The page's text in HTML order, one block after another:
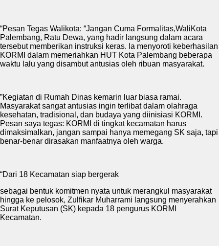
“Pesan Tegas Walikota: “Jangan Cuma Formalitas,WaliKota
Palembang, Ratu Dewa, yang hadir langsung dalam acara
tersebut memberikan instruksi keras. Ia menyoroti keberhasilan
KORMI dalam memeriahkan HUT Kota Palembang beberapa
waktu lalu yang disambut antusias oleh ribuan masyarakat.
”Kegiatan di Rumah Dinas kemarin luar biasa ramai.
Masyarakat sangat antusias ingin terlibat dalam olahraga
kesehatan, tradisional, dan budaya yang diinisiasi KORMI.
Pesan saya tegas: KORMI di tingkat kecamatan harus
dimaksimalkan, jangan sampai hanya memegang SK saja, tapi
benar-benar dirasakan manfaatnya oleh warga.
“Dari 18 Kecamatan siap bergerak
sebagai bentuk komitmen nyata untuk merangkul masyarakat
hingga ke pelosok, Zulfikar Muharrami langsung menyerahkan
Surat Keputusan (SK) kepada 18 pengurus KORMI
Kecamatan.